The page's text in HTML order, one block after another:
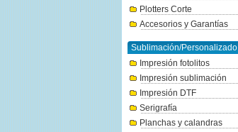
Plotters Corte
Accesorios y Garantías
Sublimación/Personalizado
Impresión fotolitos
Impresión sublimación
Impresión DTF
Serigrafía
Planchas y calandras